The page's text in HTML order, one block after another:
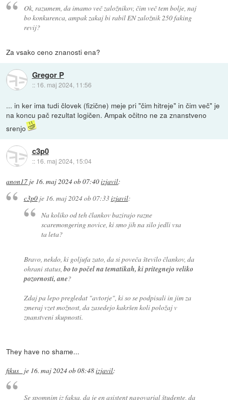
Ok, razumem, da imamo več založnikov, čim več tem bolje, naj
bo konkurenca, ampak zakaj bi rabil EN založnik 250 faking
revij?
Za vsako ceno znanosti ena?
Gregor P
:: 16. maj 2024, 11:56
... in ker ima tudi človek (fizične) meje pri "čim hitreje" in čim več" je
na koncu pač rezultat logičen. Ampak očitno ne za znanstveno
srenjo
c3p0
:: 16. maj 2024, 15:04
anon17 je 16. maj 2024 ob 07:40izjavil:
c3p0je 16. maj 2024 ob 07:33izjavil:
Na koliko od teh člankov bazirajo razne
scaremongering novice, ki smo jih na silo jedli vsa
ta leta?
Bravo, nekdo, ki goljufa zato, da si poveča število člankov, da
ohrani status, bo to počel na tematikah, ki pritegnejo veliko
pozornosti, ane?
Zdaj pa lepo pregledat "avtorje", ki so se podpisali in jim za
zmeraj vzet možnost, da zasedejo kakršen koli položaj v
znanstveni skupnosti.
They have no shame...
fikus_ je 16. maj 2024 ob 08:48izjavil:
Se spomnim iz faksa, da je en asistent nagovarjal študente, da